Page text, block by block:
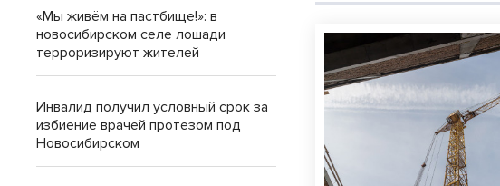
«Мы живём на пастбище!»: в
новосибирском селе лошади
терроризируют жителей
Инвалид получил условный срок за
избиение врачей протезом под
Новосибирском